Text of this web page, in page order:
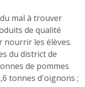
mal à trouver
de qualité
les élèves.
du district de
de pommes
tonnes d'oignons ;